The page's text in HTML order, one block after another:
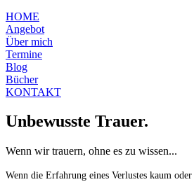
HOME
Angebot
Über mich
Termine
Blog
Bücher
KONTAKT
Unbewusste Trauer.
Wenn wir trauern, ohne es zu wissen...
Wenn die Erfahrung eines Verlustes kaum